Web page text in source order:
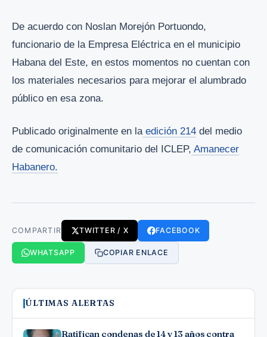
De acuerdo con Noslan Morejón Portuondo,
funcionario de la Empresa Eléctrica en el municipio
Habana del Este, en estos momentos no cuentan con
los materiales necesarios para mejorar el alumbrado
público en esa zona.
Publicado originalmente en la edición 214 del medio
de comunicación comunitario del ICLEP, Amanecer
Habanero.
COMPARTIR TWITTER / X FACEBOOK
WHATSAPP COPIAR ENLACE
ÚLTIMAS ALERTAS
Ratifican condenas de 14 y 13 años contra